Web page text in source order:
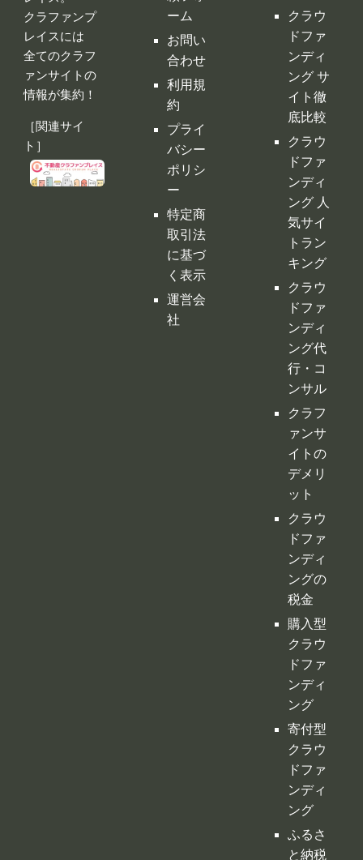
ト］
バシー
ポリシ
ー
特定商
取引法
に基づ
く表示
運営会
社
クラウ
ドファ
ンディ
ング 人
気サイ
トラン
クラウ
ドファ
ンディ
ング代
行・コ
ンサル
クラフ
ァンサ
イトの
デメリ
ット
クラウ
ドファ
ンディ
ングの
税金
購入型
クラウ
ドファ
ンディ
ング
寄付型
クラウ
ドファ
ンディ
ング
ふるさ
と納税
型クラ
ウドフ
ァンデ
ィング
不動産
クラウ